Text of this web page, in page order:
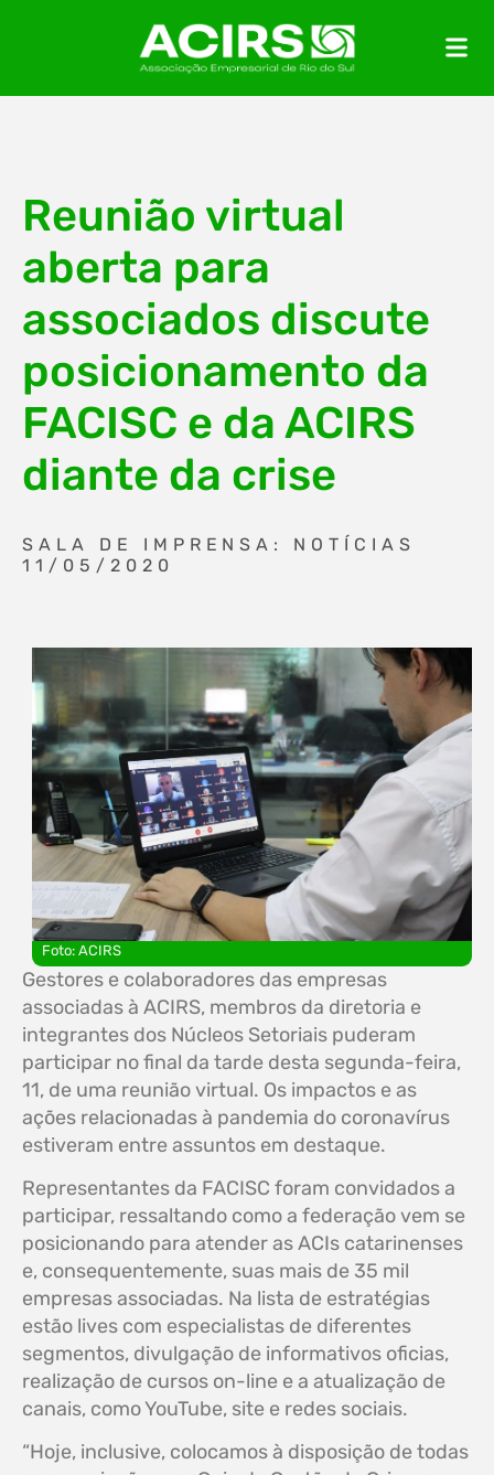
Reunião virtual
aberta para
associados discute
posicionamento da
FACISC e da ACIRS
diante da crise
SALA DE IMPRENSA: NOTÍCIAS
11/05/2020
Foto: ACIRS
Gestores e colaboradores das empresas
associadas à ACIRS, membros da diretoria e
integrantes dos Núcleos Setoriais puderam
participar no final da tarde desta segunda-feira,
11, de uma reunião virtual. Os impactos e as
ações relacionadas à pandemia do coronavírus
estiveram entre assuntos em destaque.
Representantes da FACISC foram convidados a
participar, ressaltando como a federação vem se
posicionando para atender as ACIs catarinenses
e, consequentemente, suas mais de 35 mil
empresas associadas. Na lista de estratégias
estão lives com especialistas de diferentes
segmentos, divulgação de informativos oficias,
realização de cursos on-line e a atualização de
canais, como YouTube, site e redes sociais.
“Hoje, inclusive, colocamos à disposição de todas